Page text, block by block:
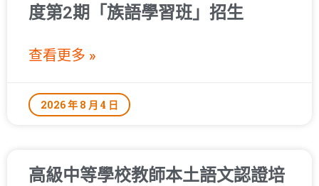
度第2期「族語學習班」招生
查看更多 »
2026 年 8 月 4 日
高級中等學校教師本土語文認證培